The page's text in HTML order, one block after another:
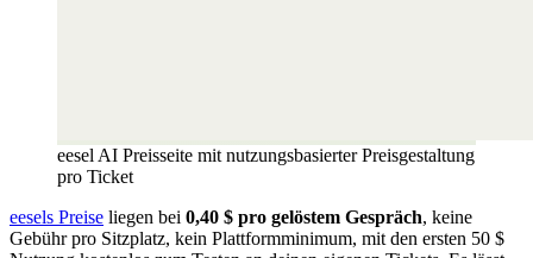
eesel AI Preisseite mit nutzungsbasierter Preisgestaltung
pro Ticket
eesels Preise liegen bei 0,40 $ pro gelöstem Gespräch, keine
Gebühr pro Sitzplatz, kein Plattformminimum, mit den ersten 50 $